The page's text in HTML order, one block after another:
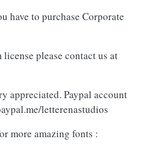
have to purchase Corporate
please contact us at
appreciated. Paypal account
letterenastudios
more amazing fonts :